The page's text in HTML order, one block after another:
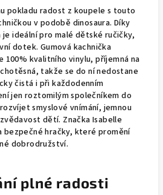
pokladu radost z koupele s touto
v podobě dinosaura. Díky
ideální pro malé dětské ručičky,
dotek. Gumová kachnička
100% kvalitního vinylu, příjemná na
takže se do ní nedostane
čistá i při každodenním
jen roztomilým společníkem do
smyslové vnímání, jemnou
dětí. Značka Isabelle
bezpečné hračky, které promění
dobrodružství.
plné radosti